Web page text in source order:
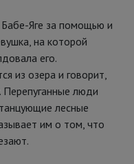
Яге за помощью и
на которой
его.
из озера и говорит,
Перепуганные люди
лесные
им о том, что